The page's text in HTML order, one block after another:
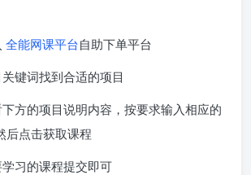
全能网课平台自助下单平台
键词找到合适的项目
方的项目说明内容，按要求输入相应的
后点击获取课程
习的课程提交即可